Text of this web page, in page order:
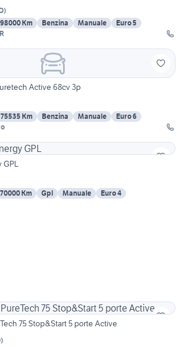
)
98000 Km Benzina Manuale
Euro 5
Active 68cv 3p
75535 Km Benzina Manuale
Euro 6
GPL
70000 Km Gpl Manuale Euro 4
75 Stop&Start 5 porte Active
)